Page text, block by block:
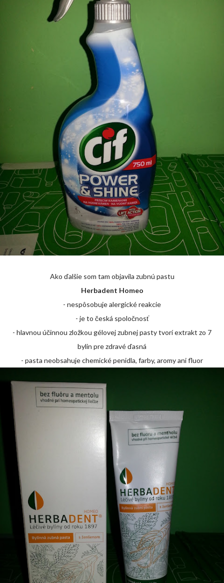
Ako ďalšie som tam objavila zubnú pastu
Herbadent Homeo
- nespôsobuje alergické reakcie
- je to česká spoločnosť
- hlavnou účinnou zložkou gélovej zubnej pasty tvorí extrakt zo 7
bylin pre zdravé ďasná
- pasta neobsahuje chemické penidla, farby, aromy ani fluor